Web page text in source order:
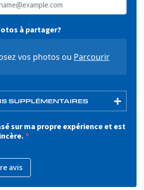
à partager?
vos photos ou Parcourir
SUPPLÉMENTAIRES
sur ma propre expérience et est
avis